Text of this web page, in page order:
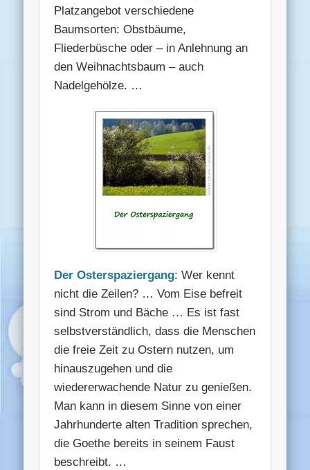
Platzangebot verschiedene
Baumsorten: Obstbäume,
Fliederbüsche oder – in Anlehnung an
den Weihnachtsbaum – auch
Nadelgehölze. …
Der Osterspaziergang: Wer kennt
nicht die Zeilen? … Vom Eise befreit
sind Strom und Bäche … Es ist fast
selbstverständlich, dass die Menschen
die freie Zeit zu Ostern nutzen, um
hinauszugehen und die
wiedererwachende Natur zu genießen.
Man kann in diesem Sinne von einer
Jahrhunderte alten Tradition sprechen,
die Goethe bereits in seinem Faust
beschreibt. …